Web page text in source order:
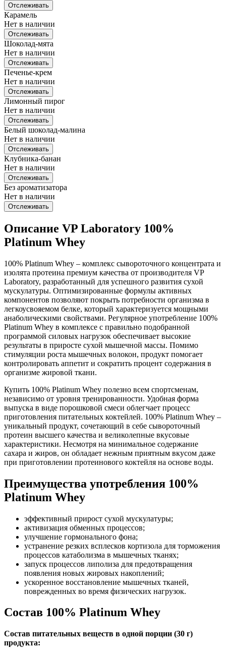
Отслеживать
Карамель
Нет в наличии
Отслеживать
Шоколад-мята
Нет в наличии
Отслеживать
Печенье-крем
Нет в наличии
Отслеживать
Лимонный пирог
Нет в наличии
Отслеживать
Белый шоколад-малина
Нет в наличии
Отслеживать
Клубника-банан
Нет в наличии
Отслеживать
Без ароматизатора
Нет в наличии
Отслеживать
Описание VP Laboratory 100%
Platinum Whey
100% Platinum Whey – комплекс сывороточного концентрата и
изолята протеина премиум качества от производителя VP
Laboratory, разработанный для успешного развития сухой
мускулатуры. Оптимизированные формулы активных
компонентов позволяют покрыть потребности организма в
легкоусвояемом белке, который характеризуется мощными
анаболическими свойствами. Регулярное употребление 100%
Platinum Whey в комплексе с правильно подобранной
программой силовых нагрузок обеспечивает высокие
результаты в приросте сухой мышечной массы. Помимо
стимуляции роста мышечных волокон, продукт помогает
контролировать аппетит и сократить процент содержания в
организме жировой ткани.
Купить 100% Platinum Whey полезно всем спортсменам,
независимо от уровня тренированности. Удобная форма
выпуска в виде порошковой смеси облегчает процесс
приготовления питательных коктейлей. 100% Platinum Whey –
уникальный продукт, сочетающий в себе сывороточный
протеин высшего качества и великолепные вкусовые
характеристики. Несмотря на минимальное содержание
сахара и жиров, он обладает нежным приятным вкусом даже
при приготовлении протеинового коктейля на основе воды.
Преимущества употребления 100%
Platinum Whey
эффективный прирост сухой мускулатуры;
активизация обменных процессов;
улучшение гормонального фона;
устранение резких всплесков кортизола для торможения
процессов катаболизма в мышечных тканях;
запуск процессов липолиза для предотвращения
появления новых жировых накоплений;
ускоренное восстановление мышечных тканей,
поврежденных во время физических нагрузок.
Состав 100% Platinum Whey
Состав питательных веществ в одной порции (30 г)
продукта: